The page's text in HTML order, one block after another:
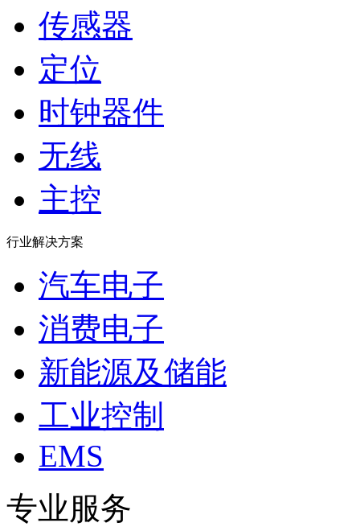
传感器
定位
时钟器件
无线
主控
行业解决方案
汽车电子
消费电子
新能源及储能
工业控制
EMS
专业服务